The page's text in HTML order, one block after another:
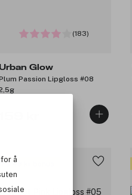
å
(183)
Glow
Passion Lipgloss #08
Få 48 kr bonus